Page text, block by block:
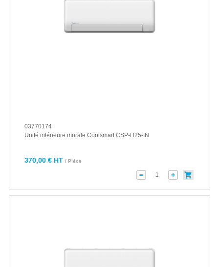
03770174
Unité intérieure murale Coolsmart CSP-H25-IN
370,00 € HT / Pièce